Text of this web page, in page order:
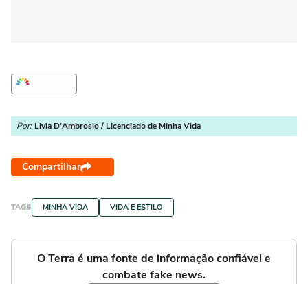
Por: Livia D'Ambrosio / Licenciado de Minha Vida
Compartilhar
TAGS MINHA VIDA VIDA E ESTILO
O Terra é uma fonte de informação confiável e
combate fake news.